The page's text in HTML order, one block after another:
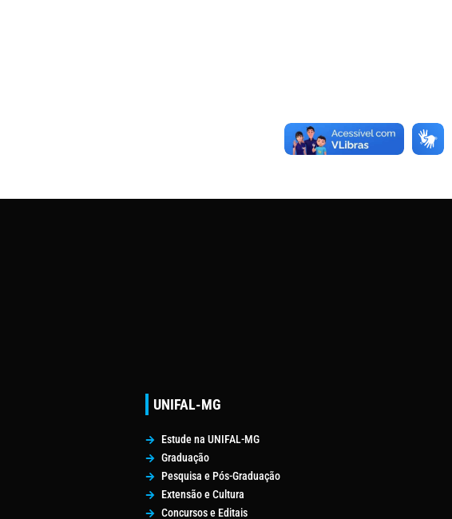
UNIFAL-MG
Estude na UNIFAL-MG
Graduação
Pesquisa e Pós-Graduação
Extensão e Cultura
Concursos e Editais